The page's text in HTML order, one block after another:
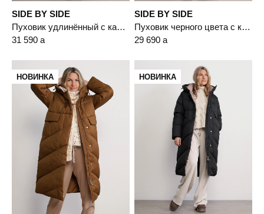
SIDE BY SIDE
Пуховик удлинённый с капюшоном черного цвета с пухом белой утки
31 590 a
SIDE BY SIDE
Пуховик черного цвета с капюшоном
29 690 a
НОВИНКА НОВИНКА